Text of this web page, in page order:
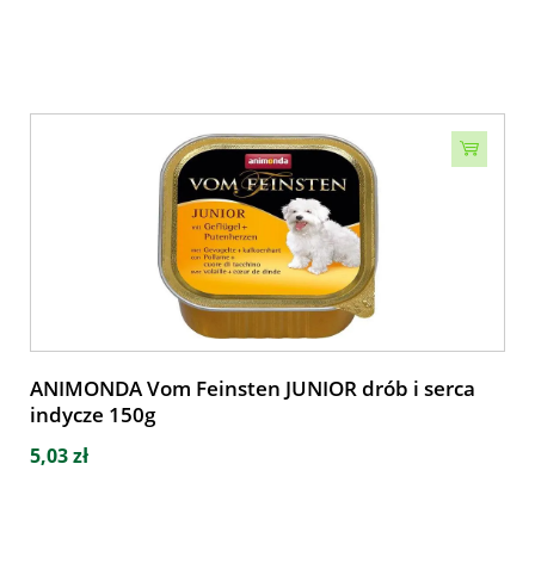
ANIMONDA Vom Feinsten JUNIOR drób i serca
indycze 150g
5,03 zł